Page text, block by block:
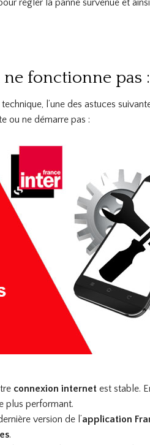
régler la panne survenue et
fonctionne pas :
technique, l’une des astuces
ou ne démarre pas :
connexion internet est stable.
plus performant.
version de l’application
.